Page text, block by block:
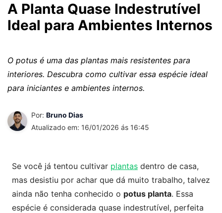
A Planta Quase Indestrutível
Ideal para Ambientes Internos
O potus é uma das plantas mais resistentes para
interiores. Descubra como cultivar essa espécie ideal
para iniciantes e ambientes internos.
Por: Bruno Dias
Atualizado em: 16/01/2026 ás 16:45
Se você já tentou cultivar plantas dentro de casa,
mas desistiu por achar que dá muito trabalho, talvez
ainda não tenha conhecido o potus planta. Essa
espécie é considerada quase indestrutível, perfeita